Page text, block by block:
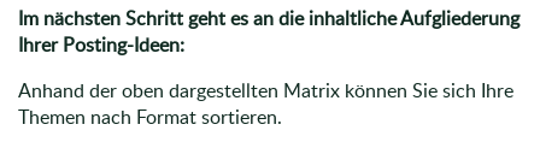
Im nächsten Schritt geht es an die inhaltliche Aufgliederung
Ihrer Posting-Ideen:
Anhand der oben dargestellten Matrix können Sie sich Ihre
Themen nach Format sortieren.